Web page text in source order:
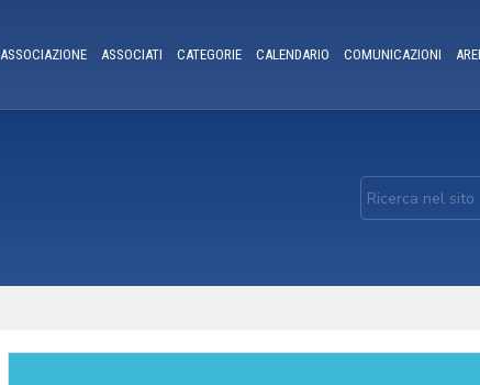
ASSOCIAZIONE ASSOCIATI CATEGORIE CALENDARIO COMUNICAZIONI